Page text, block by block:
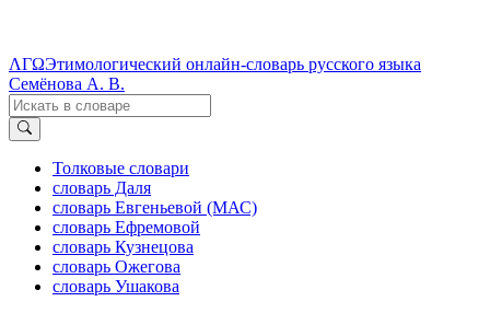
ΛΓΩЭтимологический онлайн-словарь русского языка
Семёнова А. В.
Толковые словари
словарь Даля
словарь Евгеньевой (МАС)
словарь Ефремовой
словарь Кузнецова
словарь Ожегова
словарь Ушакова